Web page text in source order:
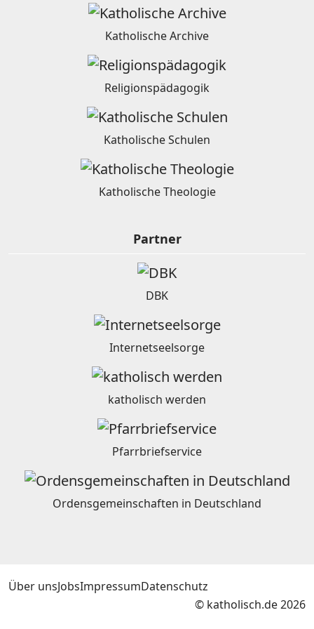
Katholische Archive
Religionspädagogik
Katholische Schulen
Katholische Theologie
Partner
DBK
Internetseelsorge
katholisch werden
Pfarrbriefservice
Ordensgemeinschaften in Deutschland
Über unsJobsImpressumDatenschutz
© katholisch.de 2026